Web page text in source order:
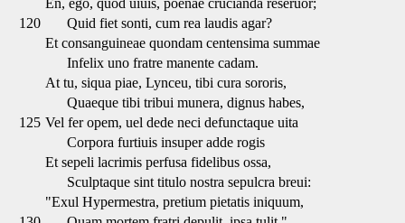
En, ego, quod uiuis, poenae crucianda reseruor;
120
Quid fiet sonti, cum rea laudis agar?
Et consanguineae quondam centensima summae
Infelix uno fratre manente cadam.
At tu, siqua piae, Lynceu, tibi cura sororis,
Quaeque tibi tribui munera, dignus habes,
125 Vel fer opem, uel dede neci defunctaque uita
Corpora furtiuis insuper adde rogis
Et sepeli lacrimis perfusa fidelibus ossa,
Sculptaque sint titulo nostra sepulcra breui:
"Exul Hypermestra, pretium pietatis iniquum,